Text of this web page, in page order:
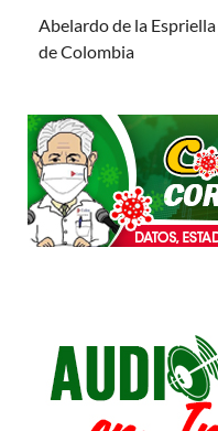
Abelardo de la
de Colombia